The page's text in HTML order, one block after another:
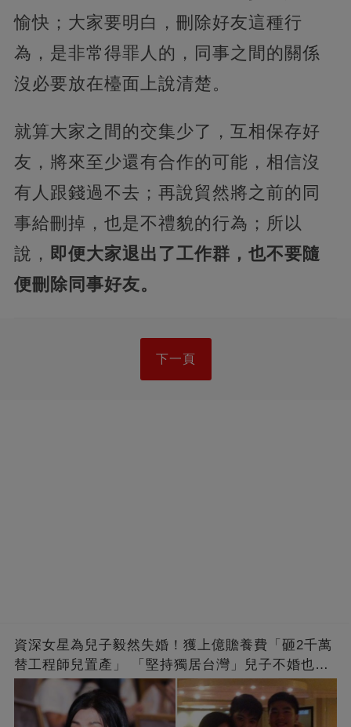
愉快；大家要明白，刪除好友這種行
為，是非常得罪人的，同事之間的關係
沒必要放在檯面上說清楚。
就算大家之間的交集少了，互相保存好
友，將來至少還有合作的可能，相信沒
有人跟錢過不去；再說貿然將之前的同
事給刪掉，也是不禮貌的行為；所以
說， 即便大家退出了工作群，也不要隨
便刪除同事好友。
下一頁
資深女星為兒子毅然失婚！獲上億贍養費「砸2千萬
替工程師兒置產」 「堅持獨居台灣」兒子不婚也支